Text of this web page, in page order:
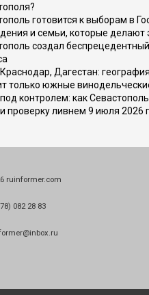
готовится к выборам в
и семьи, которые делают
создал
Дагестан:
только южные
контролем: как
проверку ливнем 9 июля 2026
ruinformer.com
082 28 83